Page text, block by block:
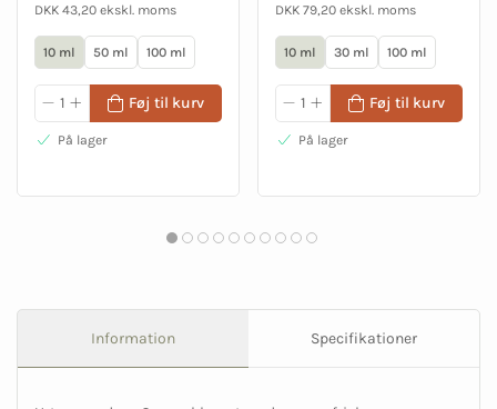
DKK 43,20 ekskl. moms
10 ml 50 ml 100 ml
Føj til kurv
På lager
DKK 79,20 ekskl. moms
10 ml 30 ml 100 ml
Føj til kurv
På lager
Information Specifikationer